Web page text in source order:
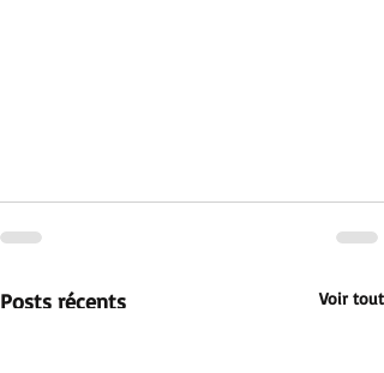
Posts récents Voir tout